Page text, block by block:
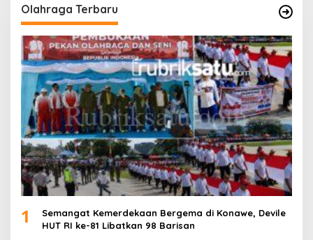
Olahraga Terbaru
1
Semangat Kemerdekaan Bergema di Konawe, Devile
HUT RI ke-81 Libatkan 98 Barisan